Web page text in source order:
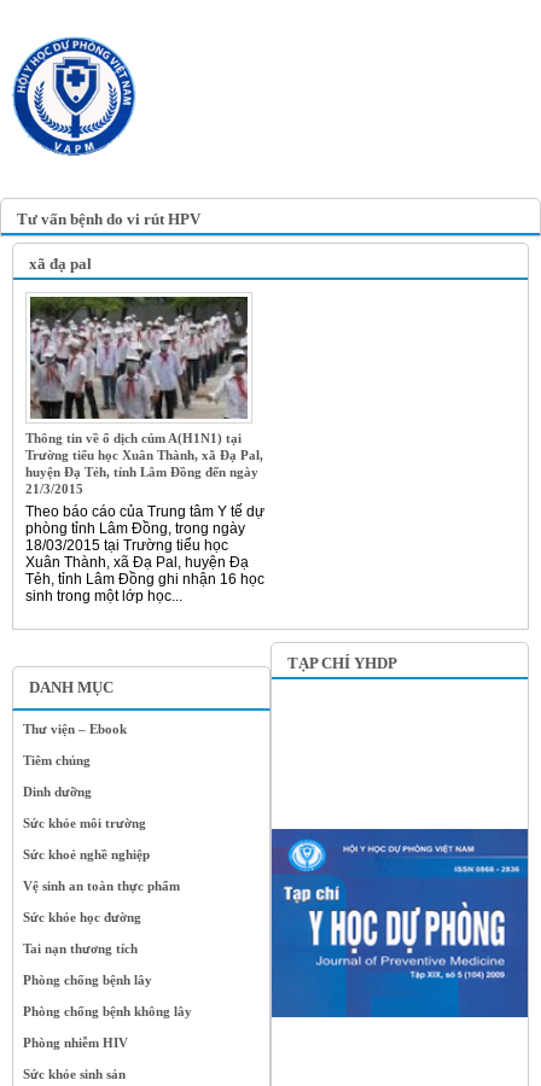
Tư vấn bệnh do vi rút HPV
DANH MỤC
Thư viện – Ebook
Tiêm chủng
Dinh dưỡng
Sức khỏe môi trường
Sức khoẻ nghề nghiệp
Vệ sinh an toàn thực phẩm
Sức khỏe học đường
Tai nạn thương tích
Phòng chống bệnh lây
Phòng chống bệnh không lây
Phòng nhiễm HIV
Sức khỏe sinh sản
xã đạ pal
Thông tin về ổ dịch cúm A(H1N1) tại
Trường tiểu học Xuân Thành, xã Đạ Pal,
huyện Đạ Tẻh, tỉnh Lâm Đồng đến ngày
21/3/2015
Theo báo cáo của Trung tâm Y tế dự
phòng tỉnh Lâm Đồng, trong ngày
18/03/2015 tại Trường tiểu học
Xuân Thành, xã Đạ Pal, huyện Đạ
Tẻh, tỉnh Lâm Đồng ghi nhận 16 học
sinh trong một lớp học...
TẠP CHÍ YHDP